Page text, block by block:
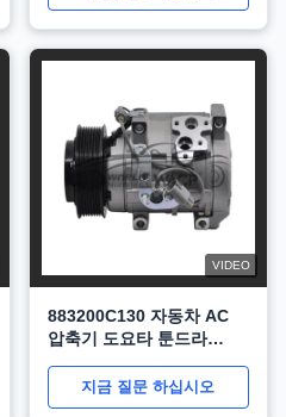
VIDEO
883200C130 자동차 AC
압축기 도요타 툰드라
지금 질문 하십시오